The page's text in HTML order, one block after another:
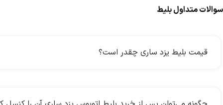
سوالات متداول بلیط
قیمت بلیط یزد ساری چقدر است؟